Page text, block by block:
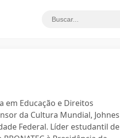
em Educação e Direitos
da Cultura Mundial, Johnes
Federal. Líder estudantil de